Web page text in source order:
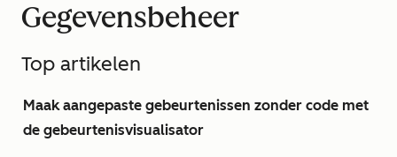
Gegevensbeheer
Top artikelen
Maak aangepaste gebeurtenissen zonder code met
de gebeurtenisvisualisator